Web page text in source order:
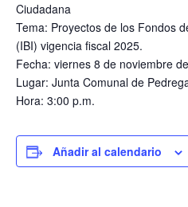
Ciudadana
Tema: Proyectos de los Fondos
(IBI) vigencia fiscal 2025.
Fecha: viernes 8 de noviembre
Lugar: Junta Comunal de
Hora: 3:00 p.m.
Añadir al calendario